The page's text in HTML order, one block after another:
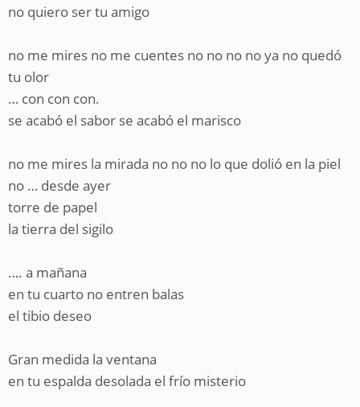
no quiero ser tu amigo
no me mires no me cuentes no no no no ya no quedó
tu olor
… con con con.
se acabó el sabor se acabó el marisco
no me mires la mirada no no no lo que dolió en la piel
no … desde ayer
torre de papel
la tierra del sigilo
…. a mañana
en tu cuarto no entren balas
el tibio deseo
Gran medida la ventana
en tu espalda desolada el frío misterio